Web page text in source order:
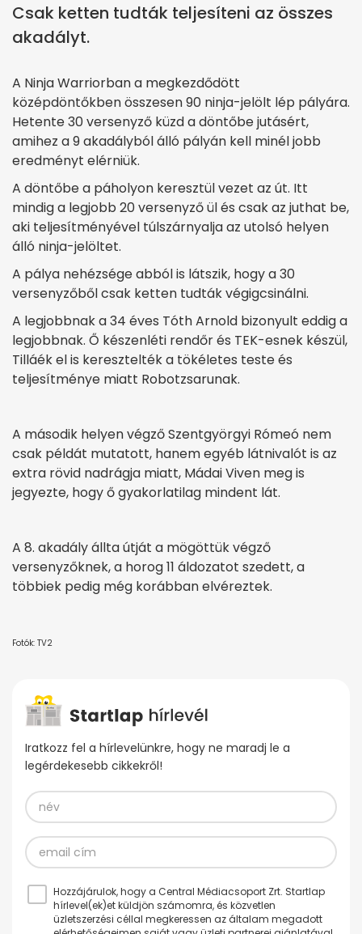
Csak ketten tudták teljesíteni az összes
akadályt.
A Ninja Warriorban a megkezdődött
középdöntőkben összesen 90 ninja-jelölt lép pályára.
Hetente 30 versenyző küzd a döntőbe jutásért,
amihez a 9 akadályból álló pályán kell minél jobb
eredményt elérniük.
A döntőbe a páholyon keresztül vezet az út. Itt
mindig a legjobb 20 versenyző ül és csak az juthat be,
aki teljesítményével túlszárnyalja az utolsó helyen
álló ninja-jelöltet.
A pálya nehézsége abból is látszik, hogy a 30
versenyzőből csak ketten tudták végigcsinálni.
A legjobbnak a 34 éves Tóth Arnold bizonyult eddig a
legjobbnak. Ő készenléti rendőr és TEK-esnek készül,
Tilláék el is keresztelték a tökéletes teste és
teljesítménye miatt Robotzsarunak.
A második helyen végző Szentgyörgyi Rómeó nem
csak példát mutatott, hanem egyéb látnivalót is az
extra rövid nadrágja miatt, Mádai Viven meg is
jegyezte, hogy ő gyakorlatilag mindent lát.
A 8. akadály állta útját a mögöttük végző
versenyzőknek, a horog 11 áldozatot szedett, a
többiek pedig még korábban elvéreztek.
Fotók: TV2
Iratkozz fel a hírlevelünkre, hogy ne maradj le a
legérdekesebb cikkekről!
Hozzájárulok, hogy a Central Médiacsoport Zrt. Startlap
hírlevel(ek)et küldjön számomra, és közvetlen
üzletszerzési céllal megkeressen az általam megadott